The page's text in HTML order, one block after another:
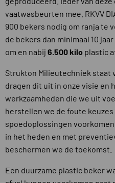
vaatwasbeurten mee. RKVV
900 bekers nodig om ranja te
de bekers dan minimaal 10
om en nabij 6.500 kilo plastic
Strukton Milieutechniek staat
dragen dit uit in onze visie en
werkzaamheden die we uit
herstellen we de foute
spoedoplossingen
in het heden en met
beschermen we de toekomst.
Een duurzame plastic beker